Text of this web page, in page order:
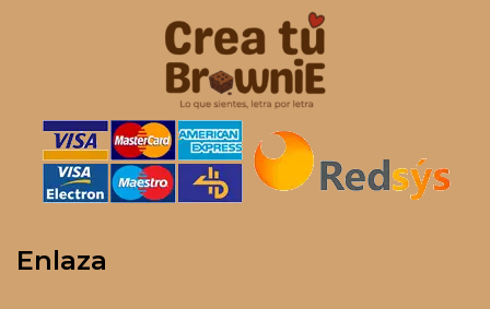
Enlaza